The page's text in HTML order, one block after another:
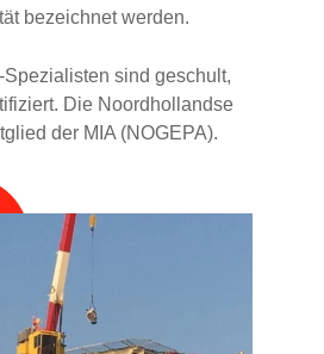
bezeichnet werden.
sind geschult,
Die Noordhollandse
der MIA (NOGEPA).